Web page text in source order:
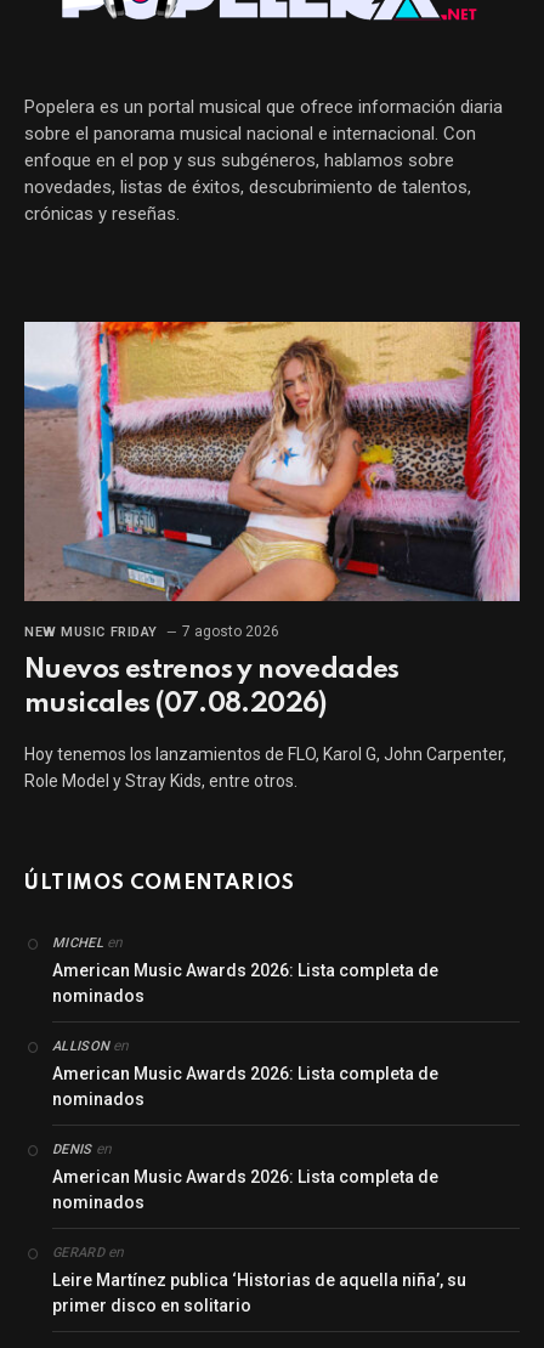
Popelera es un portal musical que ofrece información diaria
sobre el panorama musical nacional e internacional. Con
enfoque en el pop y sus subgéneros, hablamos sobre
novedades, listas de éxitos, descubrimiento de talentos,
crónicas y reseñas.
NEW MUSIC FRIDAY 7 agosto 2026
Nuevos estrenos y novedades
musicales (07.08.2026)
Hoy tenemos los lanzamientos de FLO, Karol G, John Carpenter,
Role Model y Stray Kids, entre otros.
ÚLTIMOS COMENTARIOS
MICHEL en
American Music Awards 2026: Lista completa de
nominados
ALLISONen
American Music Awards 2026: Lista completa de
nominados
DENISen
American Music Awards 2026: Lista completa de
nominados
GERARDen
Leire Martínez publica ‘Historias de aquella niña’, su
primer disco en solitario